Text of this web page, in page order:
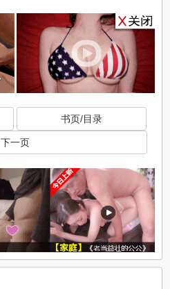
书页/目录
下一页